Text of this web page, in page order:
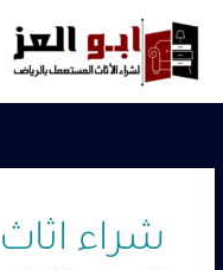
المحتوى
شراء